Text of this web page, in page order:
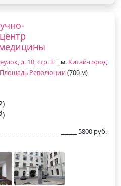
д. 10, стр. 3 | м. Китай-город
Площадь Революции (700 м)
5800 руб.